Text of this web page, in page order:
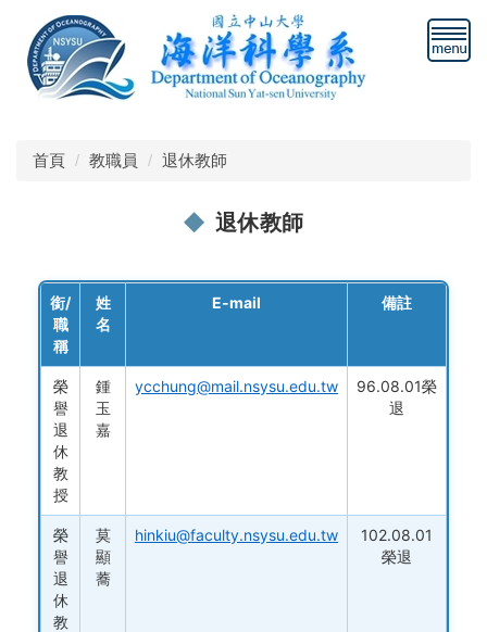
首頁 教職員 退休教師
退休教師
銜/
職
稱
姓
名
E-mail 備註
榮
譽
退
休
教
授
鍾
玉
嘉
ycchung@mail.nsysu.edu.tw
96.08.01榮
退
榮
譽
退
休
教
莫
顯
蕎
hinkiu@faculty.nsysu.edu.tw
102.08.01
榮退